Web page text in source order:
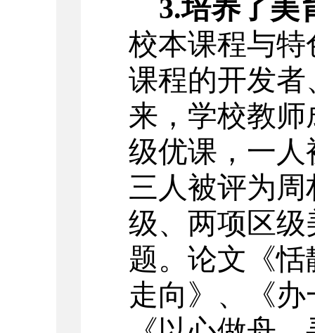
3.培养了美
校本课程与
课程的开发
来，学校教
级优课，一
三人被评为
级、两项区
题。论文《
走向》、《